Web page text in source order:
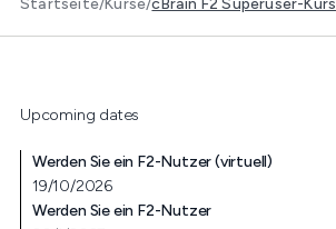
Startseite/Kurse/cBrain F2 Superuser-Kurs
Upcoming dates
Werden Sie ein F2-Nutzer (virtuell)
19/10/2026
Werden Sie ein F2-Nutzer